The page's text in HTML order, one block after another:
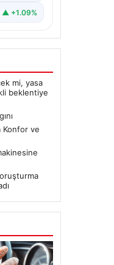
▲ +1.09%
mi, yasa
beklentiye
Konfor ve